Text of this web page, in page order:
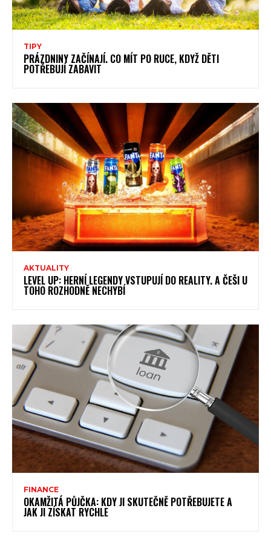
TIPY
PRÁZDNINY ZAČÍNAJÍ. CO MÍT PO RUCE, KDYŽ DĚTI
POTŘEBUJÍ ZABAVIT
AKTUALITY
LEVEL UP: HERNÍ LEGENDY VSTUPUJÍ DO REALITY. A ČEŠI U
TOHO ROZHODNĚ NECHYBÍ
FINANCE
OKAMŽITÁ PŮJČKA: KDY JI SKUTEČNĚ POTŘEBUJETE A
JAK JI ZÍSKAT RYCHLE